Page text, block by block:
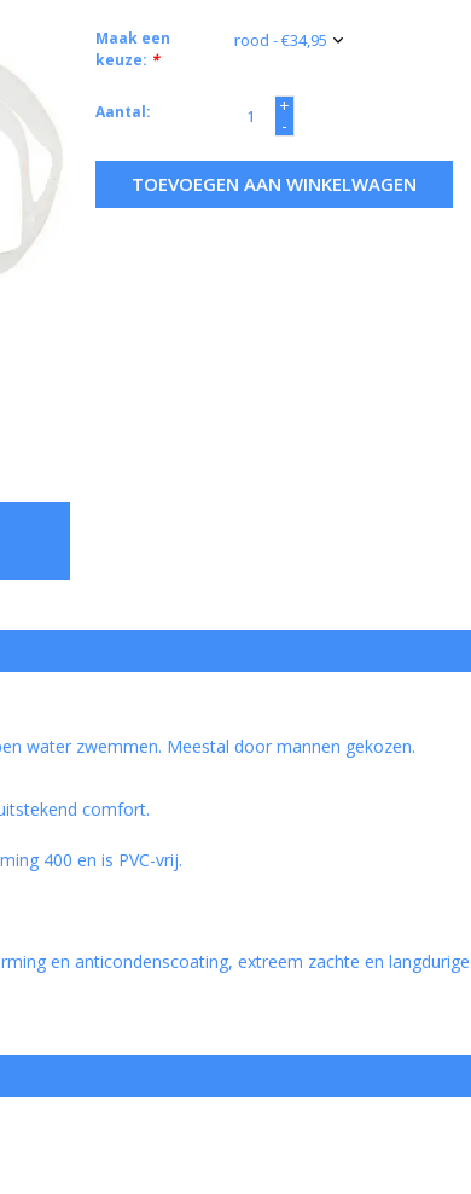
Maak een
keuze: *
Aantal:
+
-
TOEVOEGEN AAN WINKELWAGEN
water zwemmen. Meestal door mannen gekozen.
comfort.
400 en is PVC-vrij.
en anticondenscoating, extreem zachte en